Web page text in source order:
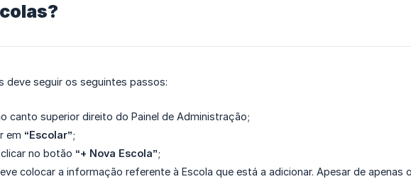
deve seguir os seguintes passos:
canto superior direito do Painel de Administração;
em “Escolar”;
no botão “+ Nova Escola”;
colocar a informação referente à Escola que está a adicionar. Apesar de apenas